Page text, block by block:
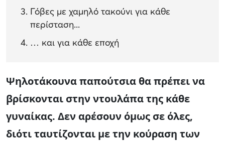
Γόβες με χαμηλό τακούνι για κάθε
περίσταση...
… και για κάθε εποχή
Ψηλοτάκουνα παπούτσια θα πρέπει να
βρίσκονται στην ντουλάπα της κάθε
γυναίκας. Δεν αρέσουν όμως σε όλες,
διότι ταυτίζονται με την κούραση των